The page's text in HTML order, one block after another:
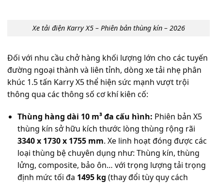
Xe tải điện Karry X5 – Phiên bản thùng kín – 2026
Đối với nhu cầu chở hàng khối lượng lớn cho các tuyến
đường ngoại thành và liên tỉnh, dòng xe tải nhẹ phân
khúc 1.5 tấn Karry X5 thể hiện sức mạnh vượt trội
thông qua các thông số cơ khí kiên cố:
Thùng hàng dài 10 m³ đa cấu hình: Phiên bản X5
thùng kín sở hữu kích thước lòng thùng rộng rãi
3340 x 1730 x 1755 mm. Xe linh hoạt đóng được các
loại thùng bệ chuyên dụng như: Thùng kín, thùng
lửng, composite, bảo ôn… với trọng lượng tải trọng
định mức tối đa 1495 kg (thay đổi tùy quy cách